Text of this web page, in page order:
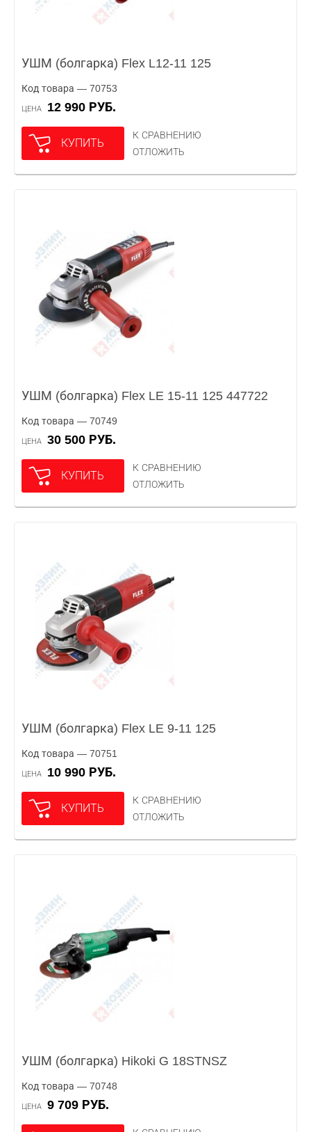
УШМ (болгарка) Flex L12-11 125
Код товара — 70753
ЦЕНА 12 990 РУБ.
КУПИТЬ
К СРАВНЕНИЮ
ОТЛОЖИТЬ
УШМ (болгарка) Flex LE 15-11 125 447722
Код товара — 70749
ЦЕНА 30 500 РУБ.
КУПИТЬ
К СРАВНЕНИЮ
ОТЛОЖИТЬ
УШМ (болгарка) Flex LE 9-11 125
Код товара — 70751
ЦЕНА 10 990 РУБ.
КУПИТЬ
К СРАВНЕНИЮ
ОТЛОЖИТЬ
УШМ (болгарка) Hikoki G 18STNSZ
Код товара — 70748
ЦЕНА 9 709 РУБ.